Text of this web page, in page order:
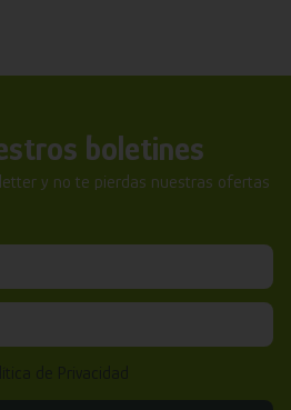
boletines
y no te pierdas nuestras ofertas